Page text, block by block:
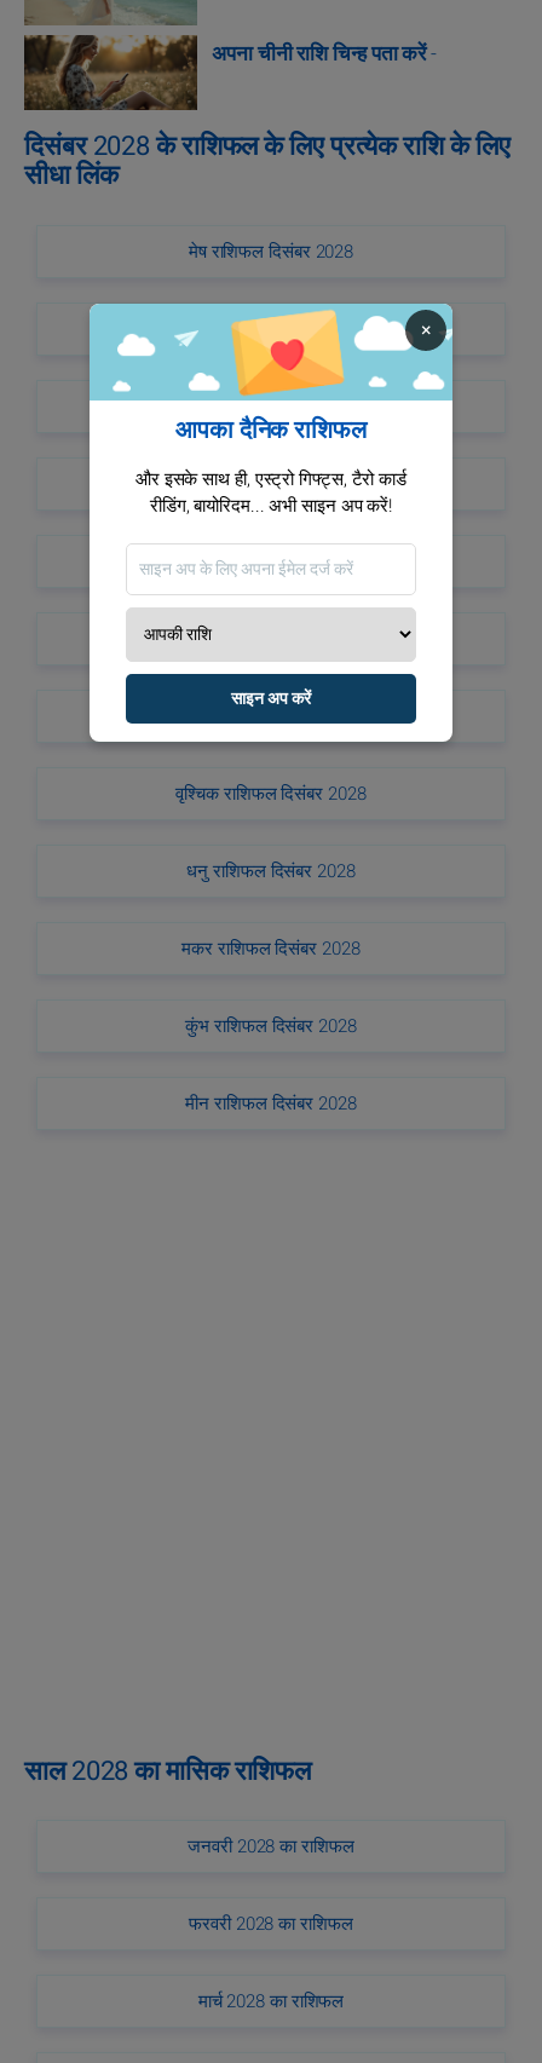
अपना चीनी राशि चिन्ह पता करें-
दिसंबर 2028 के राशिफल के लिए प्रत्येक राशि के लिए
सीधा लिंक
मेष राशिफल दिसंबर 2028
वृषभ राशिफल दिसंबर 2028
मिथुन राशिफल दिसंबर 2028
कर्क राशिफल दिसंबर 2028
सिंह राशिफल दिसंबर 2028
कन्या राशिफल दिसंबर 2028
तुला राशिफल दिसंबर 2028
वृश्चिक राशिफल दिसंबर 2028
धनु राशिफल दिसंबर 2028
मकर राशिफल दिसंबर 2028
कुंभ राशिफल दिसंबर 2028
मीन राशिफल दिसंबर 2028
साल 2028 का मासिक राशिफल
जनवरी 2028 का राशिफल
फरवरी 2028 का राशिफल
मार्च 2028 का राशिफल
×
आपका दैनिक राशिफल
और इसके साथ ही, एस्ट्रो गिफ्ट्स, टैरो कार्ड
रीडिंग, बायोरिदम... अभी साइन अप करें!
साइन अप करें